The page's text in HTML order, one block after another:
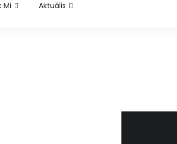
Mi Aktuális